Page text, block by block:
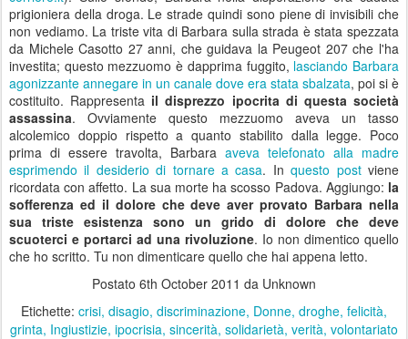
prigioniera della droga. Le strade quindi sono piene di invisibili che
non vediamo. La triste vita di Barbara sulla strada è stata spezzata
da Michele Casotto 27 anni, che guidava la Peugeot 207 che l'ha
investita; questo mezzuomo è dapprima fuggito, lasciando Barbara
agonizzante annegare in un canale dove era stata sbalzata, poi si è
costituito. Rappresenta il disprezzo ipocrita di questa società
assassina. Ovviamente questo mezzuomo aveva un tasso
alcolemico doppio rispetto a quanto stabilito dalla legge. Poco
prima di essere travolta, Barbara aveva telefonato alla madre
esprimendo il desiderio di tornare a casa. Inquesto postviene
ricordata con affetto. La sua morte ha scosso Padova. Aggiungo: la
sofferenza ed il dolore che deve aver provato Barbara nella
sua triste esistenza sono un grido di dolore che deve
scuoterci e portarci ad una rivoluzione. Io non dimentico quello
che ho scritto. Tu non dimenticare quello che hai appena letto.
Postato 6th October 2011 da Unknown
Etichette: crisi disagio discriminazione Donne droghe felicità
grinta Ingiustizie ipocrisia sincerità solidarietà verità volontariato